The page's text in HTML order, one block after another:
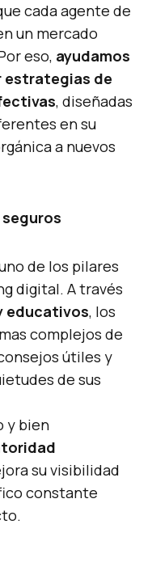
cada agente de
un mercado
eso, ayudamos
estrategias de
, diseñadas
en su
a nuevos
de los pilares
digital. A través
educativos, los
complejos de
útiles y
de sus
y bien
su visibilidad
constante